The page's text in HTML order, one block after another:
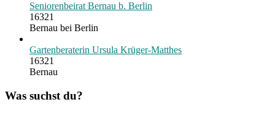
Seniorenbeirat Bernau b. Berlin
16321
Bernau bei Berlin
Gartenberaterin Ursula Krüger-Matthes
16321
Bernau
Was suchst du?